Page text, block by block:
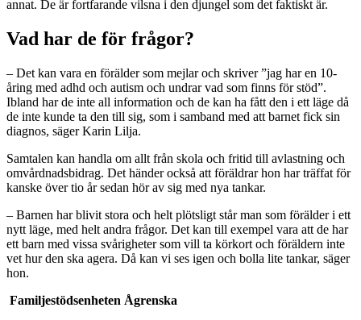
annat. De är fortfarande vilsna i den djungel som det faktiskt är.
Vad har de för frågor?
– Det kan vara en förälder som mejlar och skriver ”jag har en 10-
åring med adhd och autism och undrar vad som finns för stöd”.
Ibland har de inte all information och de kan ha fått den i ett läge då
de inte kunde ta den till sig, som i samband med att barnet fick sin
diagnos, säger Karin Lilja.
Samtalen kan handla om allt från skola och fritid till avlastning och
omvårdnadsbidrag. Det händer också att föräldrar hon har träffat för
kanske över tio år sedan hör av sig med nya tankar.
– Barnen har blivit stora och helt plötsligt står man som förälder i ett
nytt läge, med helt andra frågor. Det kan till exempel vara att de har
ett barn med vissa svårigheter som vill ta körkort och föräldern inte
vet hur den ska agera. Då kan vi ses igen och bolla lite tankar, säger
hon.
Familjestödsenheten Ågrenska